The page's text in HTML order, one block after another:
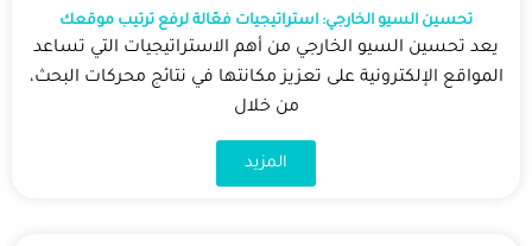
تحسين السيو الخارجي: استراتيجيات فعّالة لرفع ترتيب موقعك
يعد تحسين السيو الخارجي من أهم الاستراتيجيات التي تساعد
المواقع الإلكترونية على تعزيز مكانتها في نتائج محركات البحث،
من خلال
المزيد